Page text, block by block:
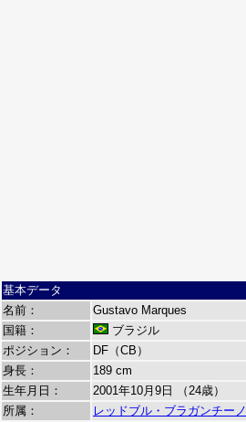
基本データ
名前：
Gustavo Marques
国籍：
ブラジル
ポジション：
DF（CB）
身長：
189 cm
生年月日：
2001年10月9日 （24歳）
所属：
レッドブル・ブラガンチーノ